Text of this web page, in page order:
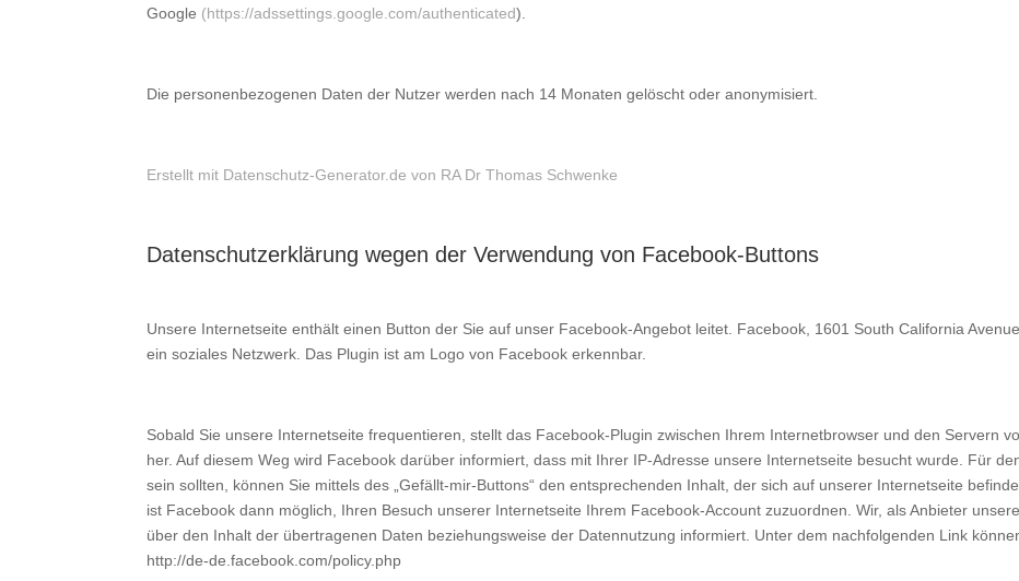
Google (https://adssettings.google.com/authenticated).
Die personenbezogenen Daten der Nutzer werden nach 14 Monaten gelöscht oder anonymisiert.
Erstellt mit Datenschutz-Generator.de von RA Dr Thomas Schwenke
Datenschutzerklärung wegen der Verwendung von Facebook-Buttons
Unsere Internetseite enthält einen Button der Sie auf unser Facebook-Angebot leitet. Facebook, 1601 South California
ein soziales Netzwerk. Das Plugin ist am Logo von Facebook erkennbar.
Sobald Sie unsere Internetseite frequentieren, stellt das Facebook-Plugin zwischen Ihrem Internetbrowser und den Servern
her. Auf diesem Weg wird Facebook darüber informiert, dass mit Ihrer IP-Adresse unsere Internetseite besucht wurde. Für
sein sollten, können Sie mittels des „Gefällt-mir-Buttons“ den entsprechenden Inhalt, der sich auf unserer Internetseite
ist Facebook dann möglich, Ihren Besuch unserer Internetseite Ihrem Facebook-Account zuzuordnen. Wir, als Anbieter
über den Inhalt der übertragenen Daten beziehungsweise der Datennutzung informiert. Unter dem nachfolgenden Link
http://de-de.facebook.com/policy.php